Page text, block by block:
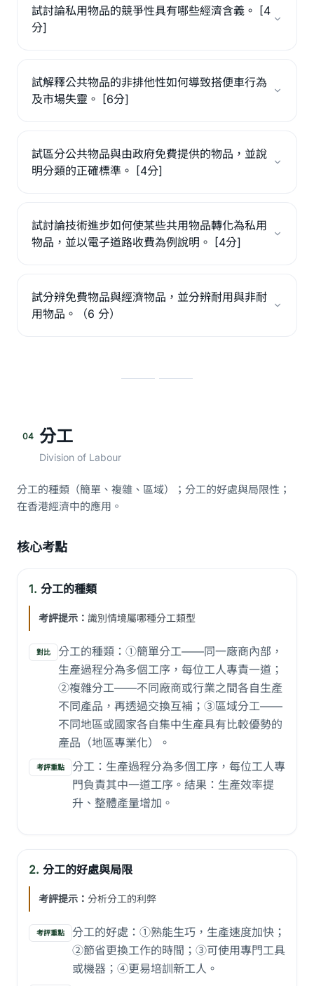
試討論私用物品的競爭性具有哪些經濟含義。 [4
分]
試解釋公共物品的非排他性如何導致搭便車行為
及市場失靈。 [6分]
試區分公共物品與由政府免費提供的物品，並說
明分類的正確標準。 [4分]
試討論技術進步如何使某些共用物品轉化為私用
物品，並以電子道路收費為例說明。 [4分]
試分辨免費物品與經濟物品，並分辨耐用與非耐
用物品。（6 分）
04 分工
Division of Labour
分工的種類（簡單、複雜、區域）；分工的好處與局限性；
在香港經濟中的應用。
核心考點
1. 分工的種類
考評提示： 識別情境屬哪種分工類型
對比
分工的種類：①簡單分工——同一廠商內部，
生產過程分為多個工序，每位工人專責一道；
②複雜分工——不同廠商或行業之間各自生產
不同產品，再透過交換互補；③區域分工——
不同地區或國家各自集中生產具有比較優勢的
產品（地區專業化）。
考評重點
分工：生產過程分為多個工序，每位工人專
門負責其中一道工序。結果：生產效率提
升、整體產量增加。
2. 分工的好處與局限
考評提示： 分析分工的利弊
考評重點
分工的好處：①熟能生巧，生產速度加快；
②節省更換工作的時間；③可使用專門工具
或機器；④更易培訓新工人。